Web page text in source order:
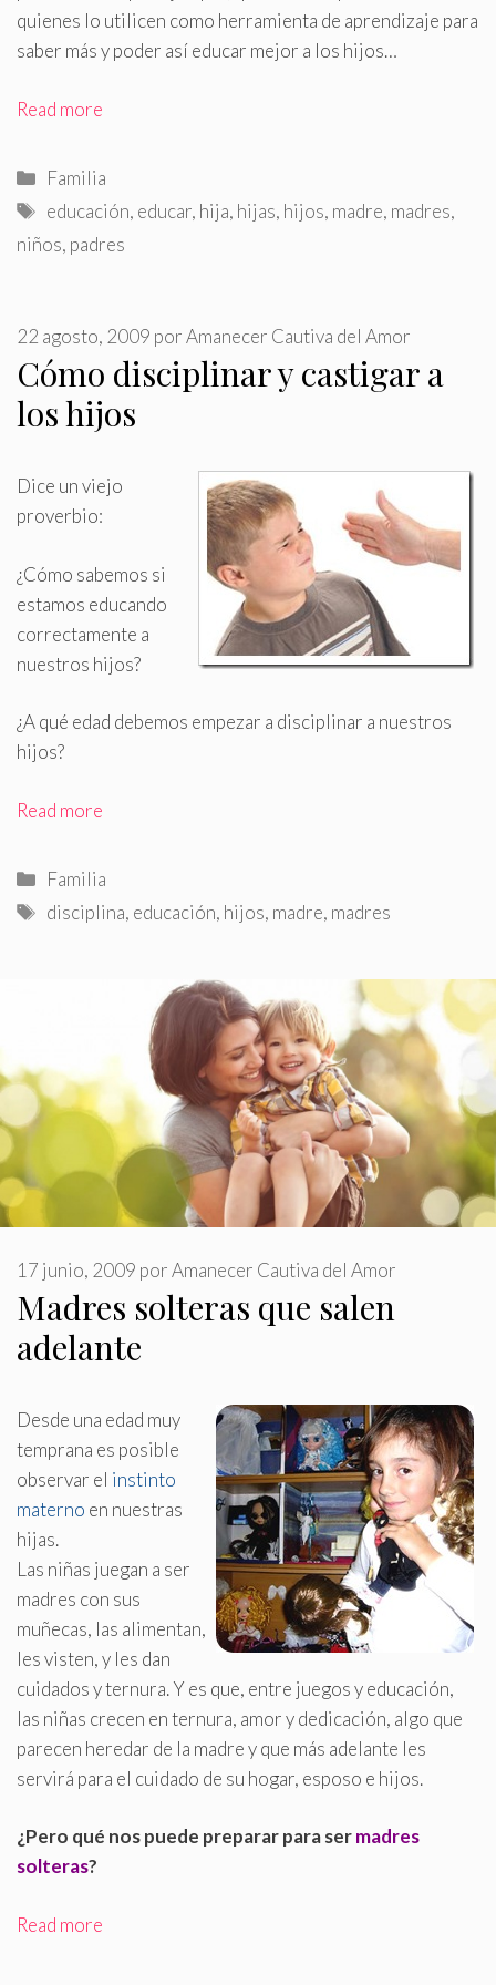
quienes lo utilicen como herramienta de aprendizaje para
saber más y poder así educar mejor a los hijos…
Read more
Categorías
Familia
Etiquetas
educación, educar, hija, hijas, hijos, madre, madres,
niños, padres
Cómo disciplinar y castigar a
los hijos
22 agosto, 2009 porAmanecer Cautiva del Amor
Dice un viejo
proverbio:
¿Cómo sabemos si
estamos educando
correctamente a
nuestros hijos?
¿A qué edad debemos empezar a disciplinar a nuestros
hijos?
Read more
Categorías
Familia
Etiquetas
disciplina, educación, hijos, madre, madres
Madres solteras que salen
adelante
17 junio, 2009 porAmanecer Cautiva del Amor
Desde una edad muy
temprana es posible
observar el instinto
materno en nuestras
hijas.
Las niñas juegan a ser
madres con sus
muñecas, las alimentan,
les visten, y les dan
cuidados y ternura. Y es que, entre juegos y educación,
las niñas crecen en ternura, amor y dedicación, algo que
parecen heredar de la madre y que más adelante les
servirá para el cuidado de su hogar, esposo e hijos.
¿Pero qué nos puede preparar para sermadres
solteras?
Read more